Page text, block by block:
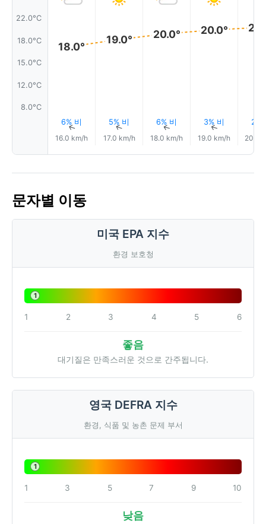
22.0°C
18.0°C
15.0°C
12.0°C
8.0°C
18.0°
6% 비
↑
16.0 km/h
19.0°
5% 비
↑
17.0 km/h
20.0°
6% 비
↑
18.0 km/h
20.0°
3% 비
↑
19.0 km/h
2%
20.0
문자별 이동
미국 EPA 지수
환경 보호청
1
1 2 3 4 5 6
좋음
대기질은 만족스러운 것으로 간주됩니다.
영국 DEFRA 지수
환경, 식품 및 농촌 문제 부서
1
1 3 5 7 9 10
낮음